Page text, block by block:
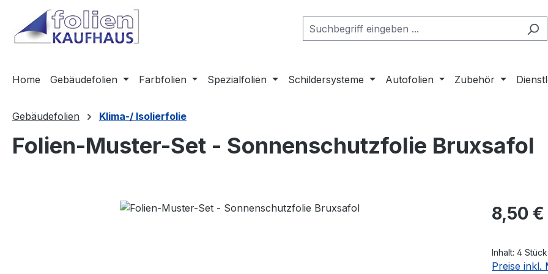
Hauptinhalt springen
Zur Suche springen
Zur Hauptnavigation springen
Home Gebäudefolien Farbfolien Spezialfolien Schildersysteme Autofolien Zubehör
Gebäudefolien Klima-/ Isolierfolie
Folien-Muster-Set - Sonnenschutzfolie Bruxsafol
Bildergalerie überspringen Regulärer
8,50 €
Inhalt: 4 Stück
Preise inkl.